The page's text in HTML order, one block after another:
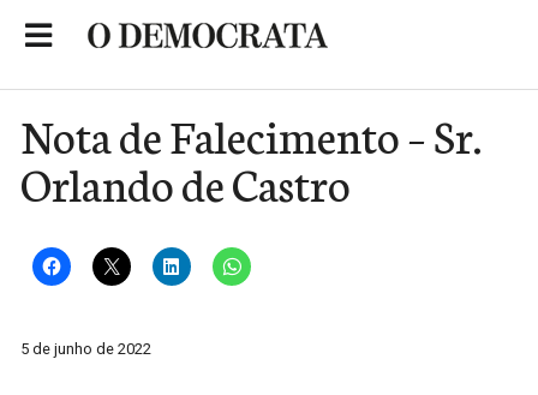
Nota de Falecimento – Sr.
Orlando de Castro
5 de junho de 2022